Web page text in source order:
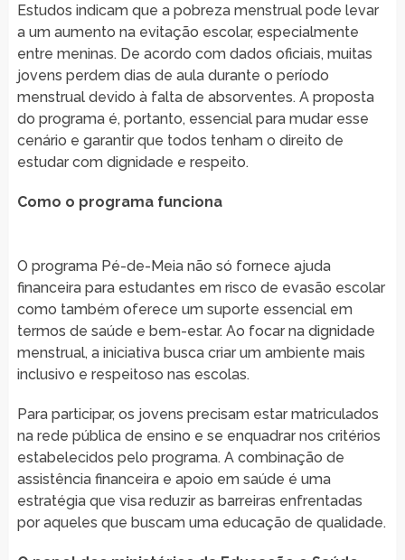
Estudos indicam que a pobreza menstrual pode levar
a um aumento na evitação escolar, especialmente
entre meninas. De acordo com dados oficiais, muitas
jovens perdem dias de aula durante o período
menstrual devido à falta de absorventes. A proposta
do programa é, portanto, essencial para mudar esse
cenário e garantir que todos tenham o direito de
estudar com dignidade e respeito.
Como o programa funciona
O programa Pé-de-Meia não só fornece ajuda
financeira para estudantes em risco de evasão escolar
como também oferece um suporte essencial em
termos de saúde e bem-estar. Ao focar na dignidade
menstrual, a iniciativa busca criar um ambiente mais
inclusivo e respeitoso nas escolas.
Para participar, os jovens precisam estar matriculados
na rede pública de ensino e se enquadrar nos critérios
estabelecidos pelo programa. A combinação de
assistência financeira e apoio em saúde é uma
estratégia que visa reduzir as barreiras enfrentadas
por aqueles que buscam uma educação de qualidade.